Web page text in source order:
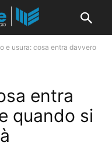
e usura: cosa entra davvero
entra
quando si